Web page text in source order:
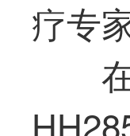
疗专